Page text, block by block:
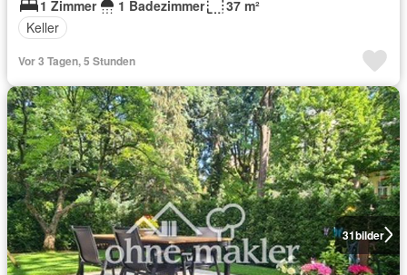
1 Zimmer
1 Badezimmer
37 m²
Keller
Vor 3 Tagen, 5 Stunden
31bilder